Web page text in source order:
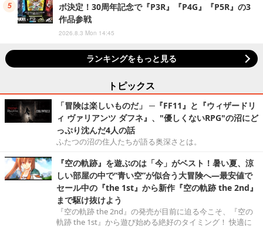
ボ決定！30周年記念で『P3R』『P4G』『P5R』の3
作品参戦
2026.8.3 Mon 14:45
ランキングをもっと見る
トピックス
「冒険は楽しいものだ」 ─『FF11』と『ウィザードリ
ィ ヴァリアンツ ダフネ』、"優しくないRPG"の沼にど
っぷり沈んだ4人の話
ふたつの沼の住人たちが語る奥深さとは。
『空の軌跡』を遊ぶのは「今」がベスト！暑い夏、涼
しい部屋の中で“青い空”が似合う大冒険へ―最安値で
セール中の『the 1st』から新作『空の軌跡 the 2nd』
まで駆け抜けよう
『空の軌跡 the 2nd』の発売が目前に迫る今こそ、『空の
軌跡 the 1st』から遊び始める絶好のタイミング！ 快適に